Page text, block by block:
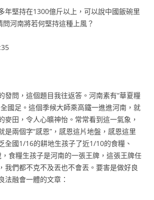
年堅持在1300億斤以上，可以說中國飯碗里
問河南將若何堅持這種上風？
發問，這個題目我往返答。河南素有“華夏糧
國足。這個季候大師乘高鐵一進進河南，就
麥田，令人心曠神怡。常常看到這一氣象，
是兩個字“感恩”，感恩這片地盤，感恩這里
全國1/16的耕地生孩子了近1/10的食糧、
食糧生孩子是河南的一張王牌，這張王牌任
我們都不克不及丟也不會丟。要害是做好良
法融會一體的文章：